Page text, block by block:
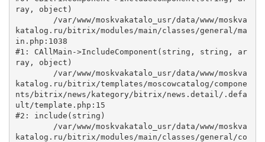
ray, object)
katalog.ru/bitrix/modules/main/classes/general/ma
in.php:1038
#1: CAllMain->IncludeComponent(string, string, ar
ray, object)
katalog.ru/bitrix/templates/moscowcatalog/compone
nts/bitrix/news/kategory/bitrix/news.detail/.defa
ult/template.php:15
#2: include(string)
katalog.ru/bitrix/modules/main/classes/general/co